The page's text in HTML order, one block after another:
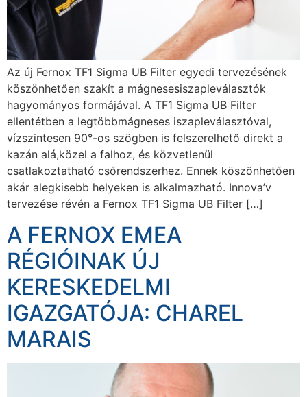
Az új Fernox TF1 Sigma UB Filter egyedi tervezésének
köszönhetően szakít a mágnesesiszapleválasztók
hagyományos formájával. A TF1 Sigma UB Filter
ellentétben a legtöbbmágneses iszapleválasztóval,
vízszintesen 90°-os szögben is felszerelhető direkt a
kazán alá,közel a falhoz, és közvetlenül
csatlakoztatható csőrendszerhez. Ennek köszönhetően
akár alegkisebb helyeken is alkalmazható. Innova’v
tervezése révén a Fernox TF1 Sigma UB Filter […]
A FERNOX EMEA
RÉGIÓINAK ÚJ
KERESKEDELMI
IGAZGATÓJA: CHAREL
MARAIS